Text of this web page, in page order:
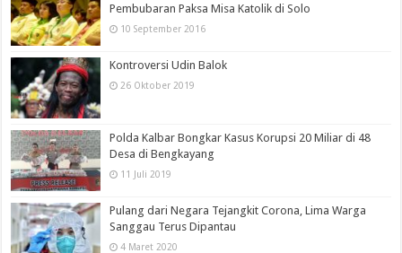
Pembubaran Paksa Misa Katolik di Solo
10 September 2016
Kontroversi Udin Balok
26 Oktober 2019
Polda Kalbar Bongkar Kasus Korupsi 20 Miliar di 48
Desa di Bengkayang
11 Juli 2019
Pulang dari Negara Tejangkit Corona, Lima Warga
Sanggau Terus Dipantau
4 Maret 2020